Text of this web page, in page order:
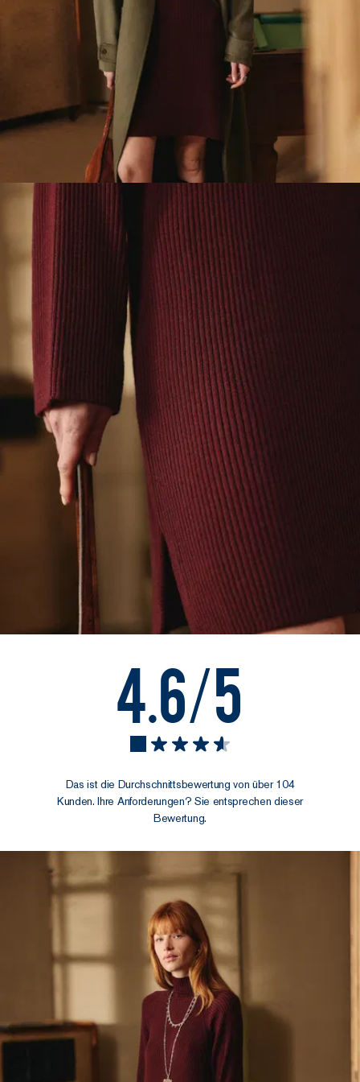
Wetter an. Sie speichert
Wärme, wenn es kalt ist,
und gibt sie ab, wenn es
Atmungsaktiv:
Die Faser
absorbiert Feuchtigkeit,
bevor sie sich festsetzt.
Das Strickkleid trocknet
schnell und verhindert
Schweißflecken.
es seidig auf der Haut,
ohne seine Form zu
verlieren oder zu pillen.
4.6/5
Das ist die Durchschnittsbewertung von über 104
Kunden. Ihre Anforderungen? Sie entsprechen dieser
Bewertung.